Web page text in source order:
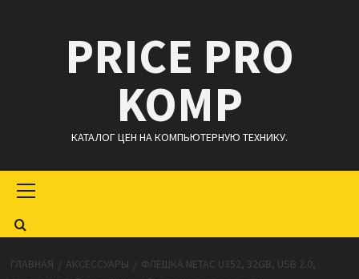
содержимомуPRICE PRO
KOMP
КАТАЛОГ ЦЕН НА КОМПЬЮТЕРНУЮ ТЕХНИКУ.
меню
ГЛАВНАЯ АКСЕССУАРЫ
ФЛЕШКА NETAC U352, 32GB, USB 2.0,